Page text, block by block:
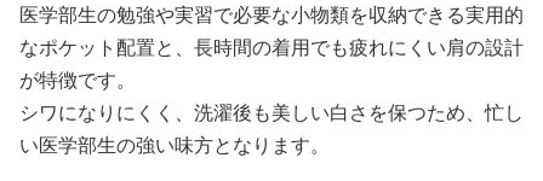
医学部生の勉強や実習で必要な小物類を収納できる実用的
なポケット配置と、長時間の着用でも疲れにくい肩の設計
が特徴です。
シワになりにくく、洗濯後も美しい白さを保つため、忙し
い医学部生の強い味方となります。